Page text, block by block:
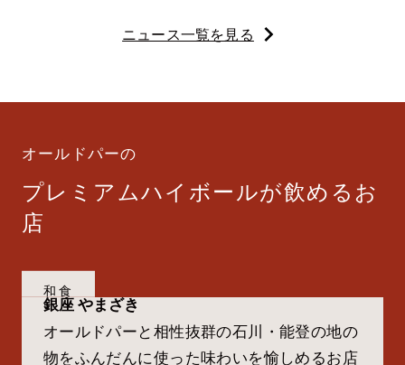
ニュース一覧を見る
オールドパーの
プレミアムハイボールが飲めるお
店
和食
銀座 やまざき
オールドパーと相性抜群の石川・能登の地の
物をふんだんに使った味わいを愉しめるお店